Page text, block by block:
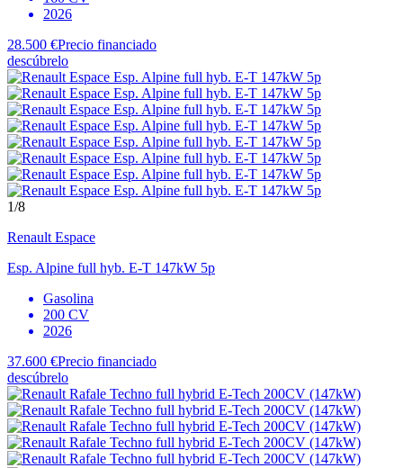
2026
28.500 €Precio financiado
descúbrelo
1/8
Renault Espace
Esp. Alpine full hyb. E-T 147kW 5p
Gasolina
200 CV
2026
37.600 €Precio financiado
descúbrelo